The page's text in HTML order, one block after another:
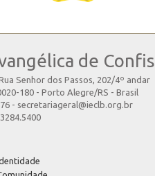
de
Senhor dos Passos, 202/4º andar
180 - Porto Alegre/RS - Brasil
- secretariageral@ieclb.org.br